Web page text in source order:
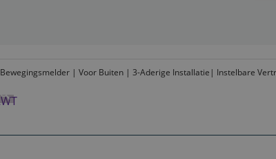
Bewegingsmelder | Voor Buiten | 3-Aderige Installatie| Instelbare